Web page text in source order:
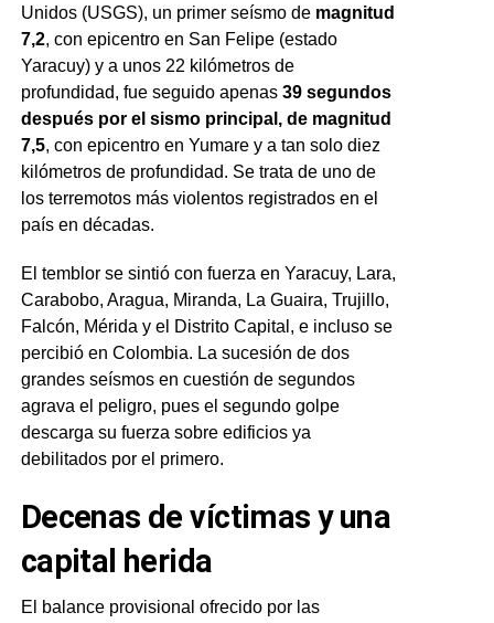
Unidos (USGS), un primer seísmo de magnitud
7,2, con epicentro en San Felipe (estado
Yaracuy) y a unos 22 kilómetros de
profundidad, fue seguido apenas 39 segundos
después por el sismo principal, de magnitud
7,5, con epicentro en Yumare y a tan solo diez
kilómetros de profundidad. Se trata de uno de
los terremotos más violentos registrados en el
país en décadas.
El temblor se sintió con fuerza en Yaracuy, Lara,
Carabobo, Aragua, Miranda, La Guaira, Trujillo,
Falcón, Mérida y el Distrito Capital, e incluso se
percibió en Colombia. La sucesión de dos
grandes seísmos en cuestión de segundos
agrava el peligro, pues el segundo golpe
descarga su fuerza sobre edificios ya
debilitados por el primero.
Decenas de víctimas y una
capital herida
El balance provisional ofrecido por las